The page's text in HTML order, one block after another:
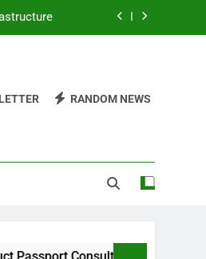
Insights
Method
News
RANDOM NEWS